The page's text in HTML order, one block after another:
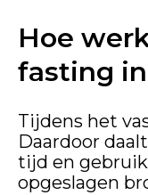
Hoe
fasting
Tijdens het
Daardoor
tijd en
opgeslagen